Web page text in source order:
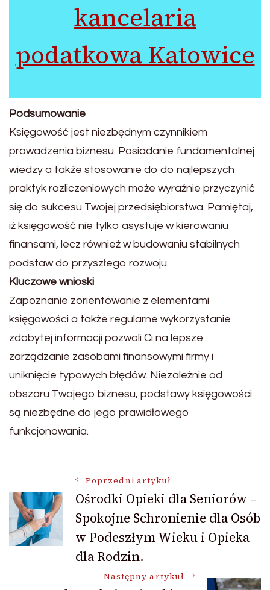
kancelaria
podatkowa Katowice
Podsumowanie
Księgowość jest niezbędnym czynnikiem
prowadzenia biznesu. Posiadanie fundamentalnej
wiedzy a także stosowanie do do najlepszych
praktyk rozliczeniowych może wyraźnie przyczynić
się do sukcesu Twojej przedsiębiorstwa. Pamiętaj,
iż księgowość nie tylko asystuje w kierowaniu
finansami, lecz również w budowaniu stabilnych
podstaw do przyszłego rozwoju.
Kluczowe wnioski
Zapoznanie zorientowanie z elementami
księgowości a także regularne wykorzystanie
zdobytej informacji pozwoli Ci na lepsze
zarządzanie zasobami finansowymi firmy i
uniknięcie typowych błędów. Niezależnie od
obszaru Twojego biznesu, podstawy księgowości
są niezbędne do jego prawidłowego
funkcjonowania.
Nawigacja
wpisu
Poprzedni artykuł
Ośrodki Opieki dla Seniorów –
Spokojne Schronienie dla Osób
w Podeszłym Wieku i Opieka
dla Rodzin.
Następny artykuł